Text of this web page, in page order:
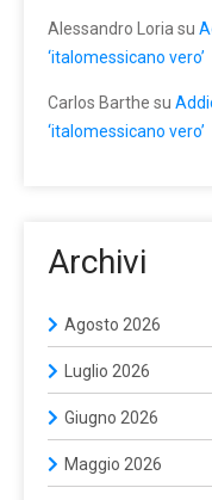
Alessandro Loria su
‘italomessicano vero’
Carlos Barthe su
‘italomessicano vero’
Archivi
Agosto 2026
Luglio 2026
Giugno 2026
Maggio 2026